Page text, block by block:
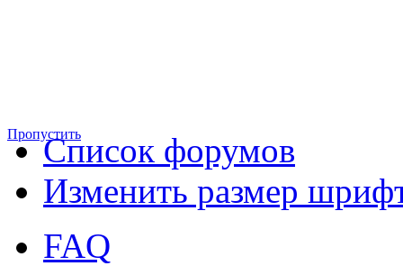
ПропуститьСписок форумов
Изменить размер
FAQ